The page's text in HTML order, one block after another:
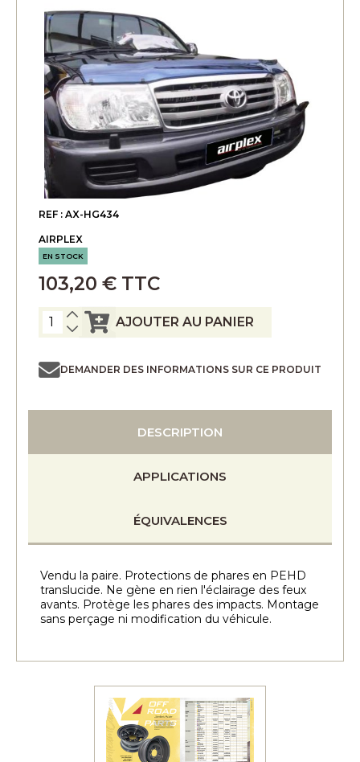
REF : AX-HG434
AIRPLEX
EN STOCK
103,20 € TTC
AJOUTER AU PANIER
DEMANDER DES INFORMATIONS SUR CE PRODUIT
DESCRIPTION
APPLICATIONS
ÉQUIVALENCES
Vendu la paire. Protections de phares en PEHD
translucide. Ne gène en rien l'éclairage des feux
avants. Protège les phares des impacts. Montage
sans perçage ni modification du véhicule.